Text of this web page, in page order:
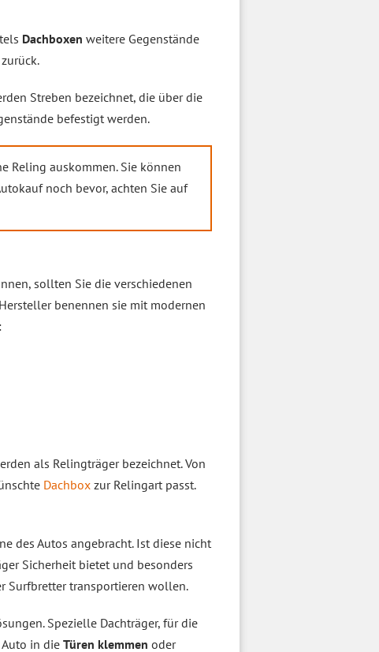
Dachboxen weitere Gegenstände
Streben bezeichnet, die über die
befestigt werden.
Reling auskommen. Sie können
noch bevor, achten Sie auf
sollten Sie die verschiedenen
benennen sie mit modernen
als Relingträger bezeichnet. Von
Dachbox zur Relingart passt.
des Autos angebracht. Ist diese nicht
Sicherheit bietet und besonders
Surfbretter transportieren wollen.
Spezielle Dachträger, für die
in die Türen klemmen oder